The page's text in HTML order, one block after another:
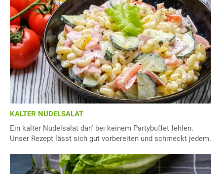
KALTER NUDELSALAT
Ein kalter Nudelsalat darf bei keinem Partybuffet fehlen.
Unser Rezept lässt sich gut vorbereiten und schmeckt jedem.